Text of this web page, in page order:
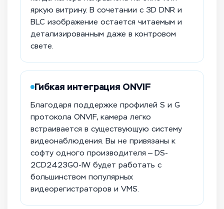
яркую витрину. В сочетании с 3D DNR и
BLC изображение остается читаемым и
детализированным даже в контровом
свете.
Гибкая интеграция ONVIF
Благодаря поддержке профилей S и G
протокола ONVIF, камера легко
встраивается в существующую систему
видеонаблюдения. Вы не привязаны к
софту одного производителя — DS-
2CD2423G0-IW будет работать с
большинством популярных
видеорегистраторов и VMS.